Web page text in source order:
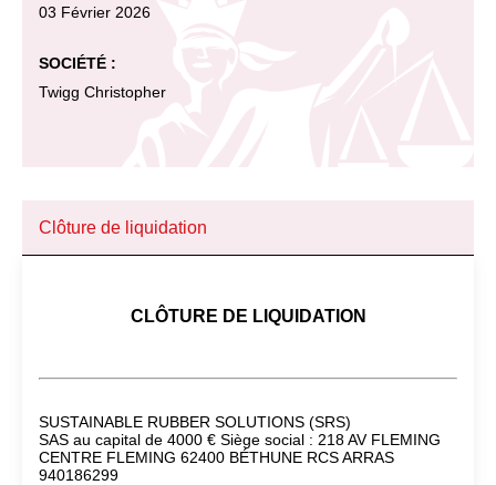
03 Février 2026
SOCIÉTÉ :
Twigg Christopher
Clôture de liquidation
CLÔTURE DE LIQUIDATION
SUSTAINABLE RUBBER SOLUTIONS (SRS)
SAS au capital de 4000 € Siège social : 218 AV FLEMING
CENTRE FLEMING 62400 BÉTHUNE RCS ARRAS
940186299